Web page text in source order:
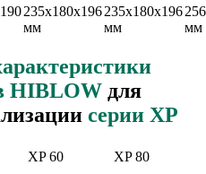
235х180х196
мм
235х180х196
мм
мм
HIBLOW для
серии XP
XP 60
XP 80